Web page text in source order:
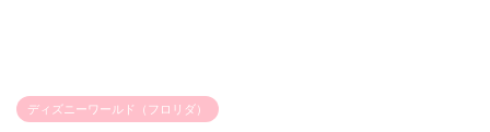
ディズニーワールド（フロリダ）